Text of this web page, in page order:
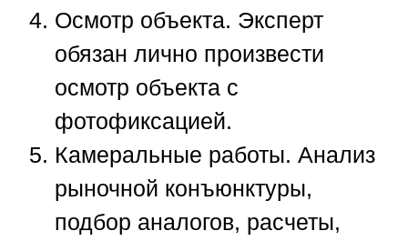
Осмотр объекта. Эксперт
обязан лично произвести
осмотр объекта с
фотофиксацией.
Камеральные работы. Анализ
рыночной конъюнктуры,
подбор аналогов, расчеты,